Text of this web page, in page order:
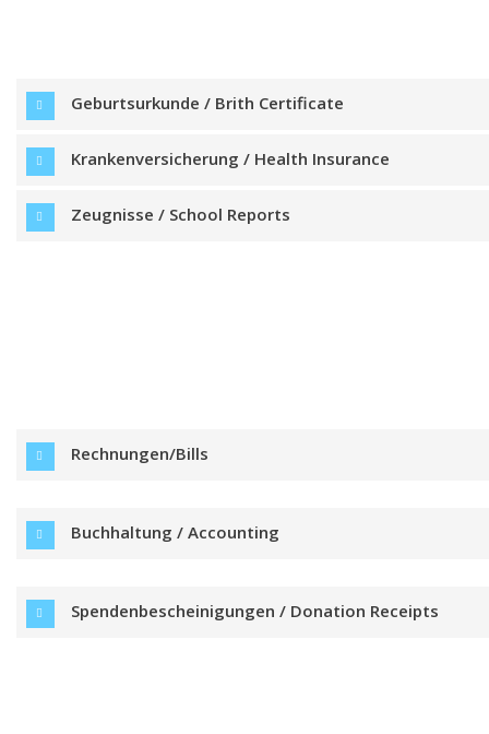
Geburtsurkunde / Brith Certificate
Krankenversicherung / Health Insurance
Zeugnisse / School Reports
Rechnungen/Bills
Buchhaltung / Accounting
Spendenbescheinigungen / Donation Receipts